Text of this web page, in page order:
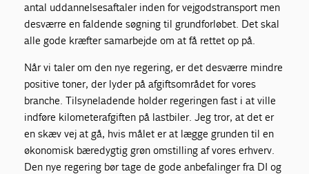
antal uddannelsesaftaler inden for vejgodstransport men
desværre en faldende søgning til grundforløbet. Det skal
alle gode kræfter samarbejde om at få rettet op på.
Når vi taler om den nye regering, er det desværre mindre
positive toner, der lyder på afgiftsområdet for vores
branche. Tilsyneladende holder regeringen fast i at ville
indføre kilometerafgiften på lastbiler. Jeg tror, at det er
en skæv vej at gå, hvis målet er at lægge grunden til en
økonomisk bæredygtig grøn omstilling af vores erhverv.
Den nye regering bør tage de gode anbefalinger fra DI og